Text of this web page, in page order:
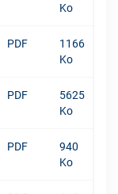
Ko
PDF
1166
Ko
PDF
5625
Ko
PDF
940
Ko